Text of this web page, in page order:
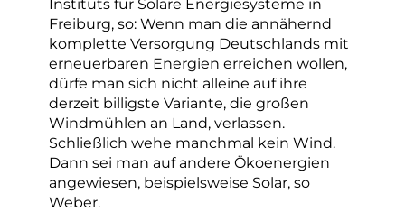
Freiburg, so: Wenn man die annähernd
komplette Versorgung Deutschlands mit
erneuerbaren Energien erreichen wollen,
dürfe man sich nicht alleine auf ihre
derzeit billigste Variante, die großen
Windmühlen an Land, verlassen.
Schließlich wehe manchmal kein Wind.
Dann sei man auf andere Ökoenergien
angewiesen, beispielsweise Solar, so
Weber.